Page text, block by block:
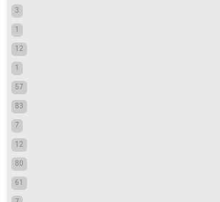
3
1
12
1
57
83
7
12
80
61